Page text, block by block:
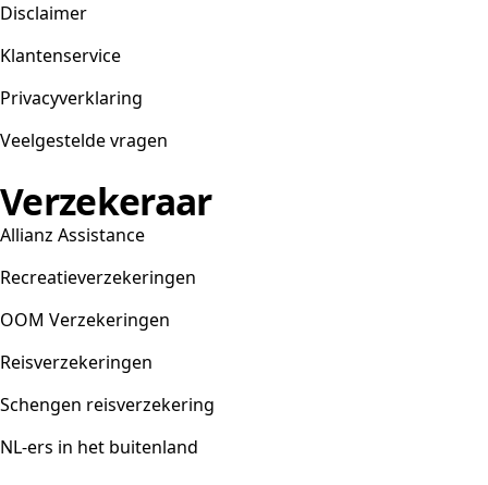
Disclaimer
Klantenservice
Privacyverklaring
Veelgestelde vragen
Verzekeraar
Allianz Assistance
Recreatieverzekeringen
OOM Verzekeringen
Reisverzekeringen
Schengen reisverzekering
NL-ers in het buitenland